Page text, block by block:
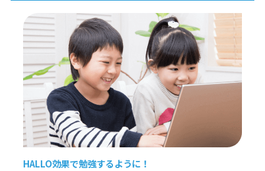
HALLO効果で勉強するように！